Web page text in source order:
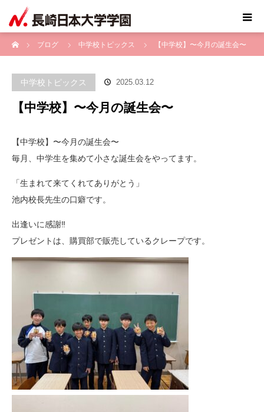
ブログ
中学校トピックス 【中学校】〜今月の誕生会〜
中学校トピックス 2025.03.12
【中学校】〜今月の誕生会〜
【中学校】〜今月の誕生会〜
毎月、中学生を集めて小さな誕生会をやってます。
「生まれて来てくれてありがとう」
池内校長先生の口癖です。
出逢いに感謝‼️
プレゼントは、購買部で販売しているクレープです。